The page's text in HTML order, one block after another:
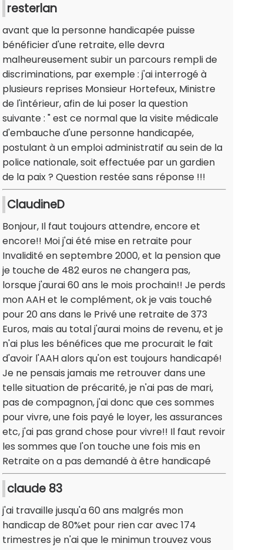
resterlan
avant que la personne handicapée puisse
bénéficier d'une retraite, elle devra
malheureusement subir un parcours rempli de
discriminations, par exemple : j'ai interrogé à
plusieurs reprises Monsieur Hortefeux, Ministre
de l'intérieur, afin de lui poser la question
suivante : " est ce normal que la visite médicale
d'embauche d'une personne handicapée,
postulant à un emploi administratif au sein de la
police nationale, soit effectuée par un gardien
de la paix ? Question restée sans réponse !!!
ClaudineD
Bonjour, Il faut toujours attendre, encore et
encore!! Moi j'ai été mise en retraite pour
Invalidité en septembre 2000, et la pension que
je touche de 482 euros ne changera pas,
lorsque j'aurai 60 ans le mois prochain!! Je perds
mon AAH et le complément, ok je vais touché
pour 20 ans dans le Privé une retraite de 373
Euros, mais au total j'aurai moins de revenu, et je
n'ai plus les bénéfices que me procurait le fait
d'avoir l'AAH alors qu'on est toujours handicapé!
Je ne pensais jamais me retrouver dans une
telle situation de précarité, je n'ai pas de mari,
pas de compagnon, j'ai donc que ces sommes
pour vivre, une fois payé le loyer, les assurances
etc, j'ai pas grand chose pour vivre!! Il faut revoir
les sommes que l'on touche une fois mis en
Retraite on a pas demandé à être handicapé
claude 83
j'ai travaille jusqu'a 60 ans malgrés mon
handicap de 80%et pour rien car avec 174
trimestres je n'ai que le minimun trouvez vous